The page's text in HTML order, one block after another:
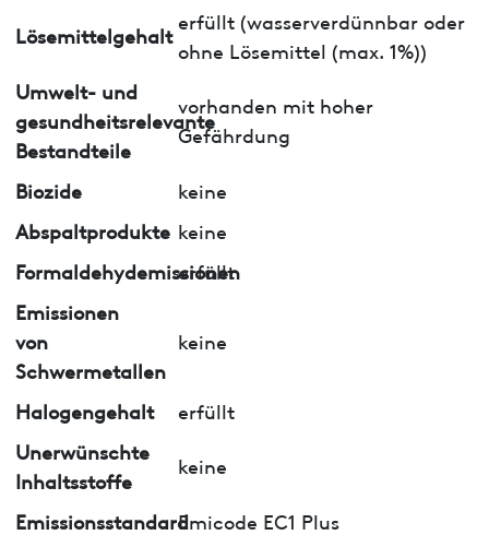
Lösemittelgehalt
erfüllt (wasserverdünnbar oder
ohne Lösemittel (max. 1%))
Umwelt- und
gesundheitsrelevante
Bestandteile
vorhanden mit hoher
Gefährdung
Biozide
keine
Abspaltprodukte keine
Formaldehydemissionen
erfüllt
Emissionen
von
Schwermetallen
keine
Halogengehalt
erfüllt
Unerwünschte
Inhaltsstoffe
keine
EmissionsstandardEmicode EC1 Plus